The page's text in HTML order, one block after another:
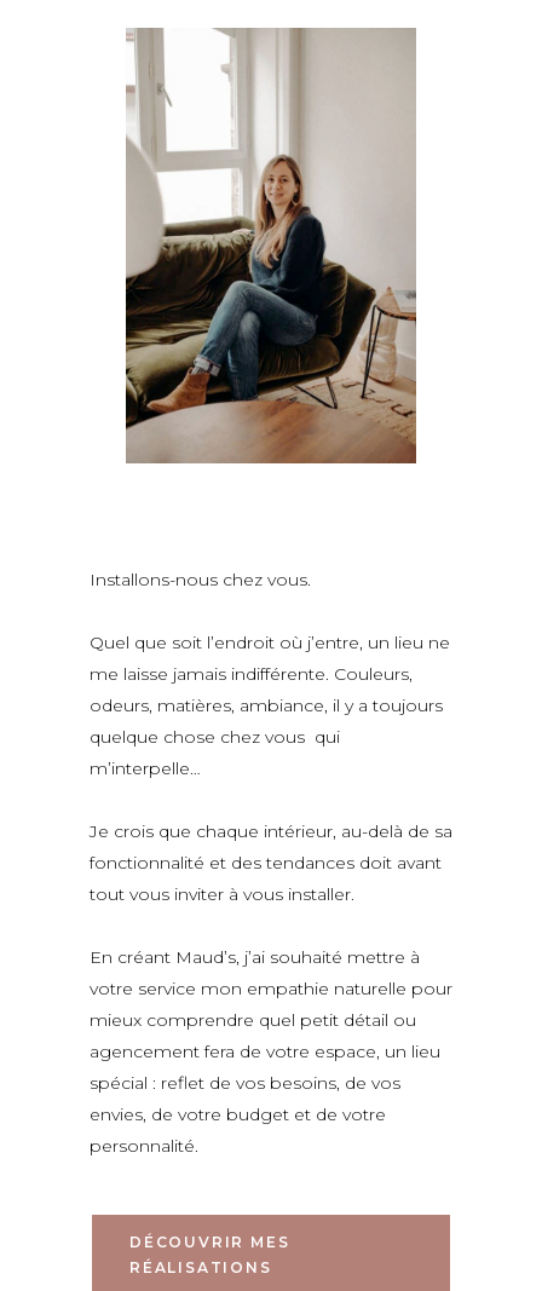
Installons-nous chez vous.
Quel que soit l’endroit où j’entre, un lieu ne
me laisse jamais indifférente. Couleurs,
odeurs, matières, ambiance, il y a toujours
quelque chose chez vous qui
m’interpelle…
Je crois que chaque intérieur, au-delà de sa
fonctionnalité et des tendances doit avant
tout vous inviter à vous installer.
En créant Maud’s, j’ai souhaité mettre à
votre service mon empathie naturelle pour
mieux comprendre quel petit détail ou
agencement fera de votre espace, un lieu
spécial : reflet de vos besoins, de vos
envies, de votre budget et de votre
personnalité.
DÉCOUVRIR MES
RÉALISATIONS